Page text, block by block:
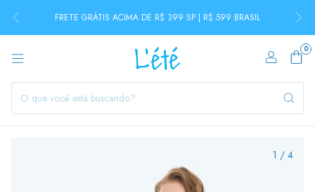
FRETE GRÁTIS ACIMA DE R$ 399 SP | R$ 599 BRASIL
0
1 / 4